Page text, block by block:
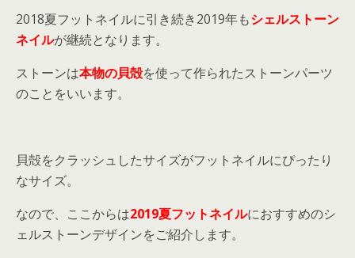
2018夏フットネイルに引き続き2019年もシェルストーン
ネイルが継続となります。
ストーンは本物の貝殻を使って作られたストーンパーツ
のことをいいます。
貝殻をクラッシュしたサイズがフットネイルにぴったり
なサイズ。
なので、ここからは2019夏フットネイルにおすすめのシ
ェルストーンデザインをご紹介します。